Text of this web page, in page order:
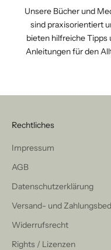
Unsere Bücher und
sind praxisorientiert
bieten hilfreiche Tipps
Anleitungen für den
Rechtliches
Impressum
AGB
Datenschutzerklärung
Versand- und
Widerrufsrecht
Rights / Lizenzen